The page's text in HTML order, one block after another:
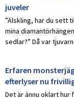
juveler
”Älskling, har du sett
mina
sedlar?” Då var
Erfaren
efterlyser nu
Det är ännu oklart